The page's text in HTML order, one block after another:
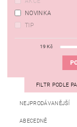
NOVINKA
TIP
19 Kč
FILTR PODLE
NEJPRODÁVANĚJŠÍ
ABECEDNĚ